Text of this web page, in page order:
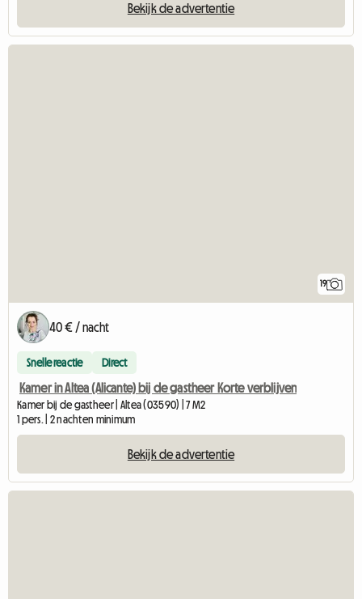
Bekijk de advertentie
19
40 € / nacht
Snelle reactie Direct
Kamer in Altea (Alicante) bij de gastheer Korte verblijven
Kamer bij de gastheer | Altea (03590) | 7 M2
1 pers. | 2 nachten minimum
Bekijk de advertentie